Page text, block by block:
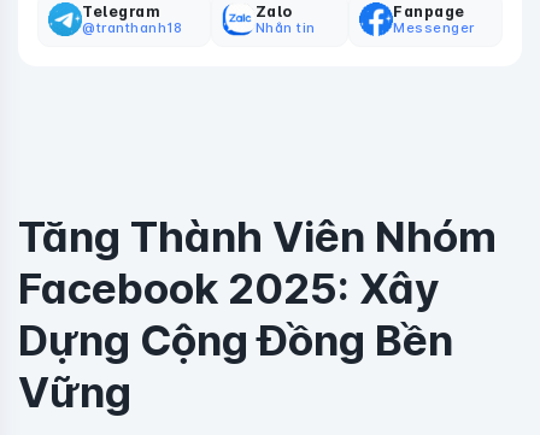
Telegram
@tranthanh18
Zalo
Nhắn tin
Fanpage
Messenger
Tăng Thành Viên Nhóm
Facebook 2025: Xây
Dựng Cộng Đồng Bền
Vững